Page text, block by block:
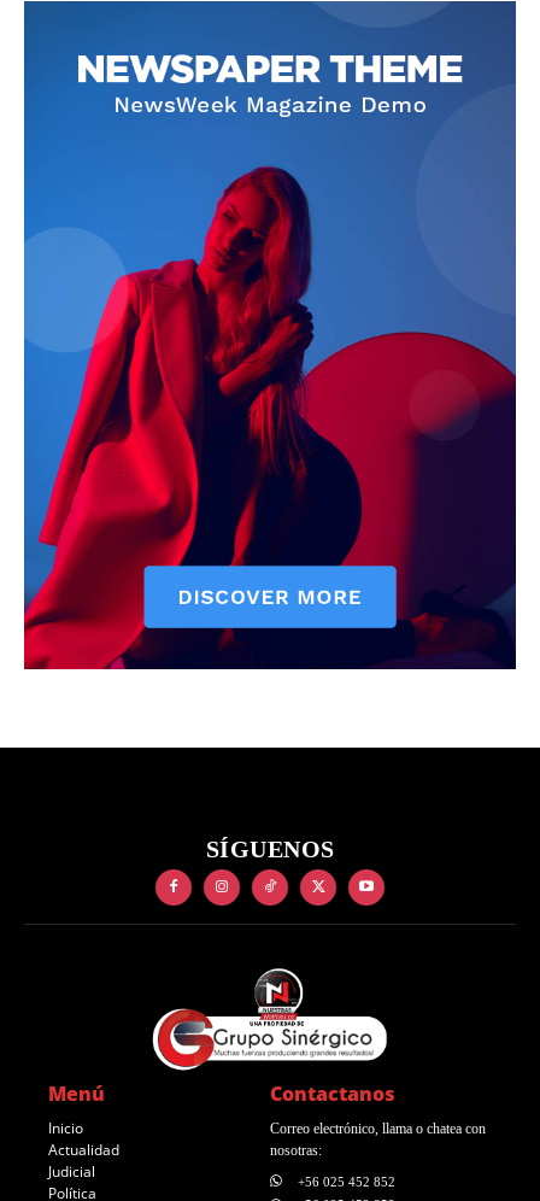
SÍGUENOS
Menú
Inicio
Actualidad
Judicial
Política
Contactanos
Correo electrónico, llama o chatea con
nosotras:
+56 025 452 852